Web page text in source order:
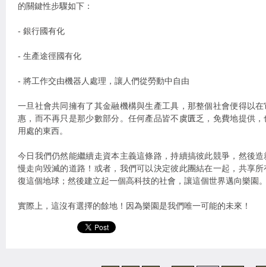
的關鍵性步驟如下：
- 銀行國有化
- 生產途徑國有化
- 將工作交由機器人處理，讓人們從勞動中自由
一旦社會共同擁有了其金融機構與生產工具，那整個社會便得以
惠，而不再只是那少數部分。任何產品皆不虞匱乏，免費地提供
用處的東西。
今日我們仍然能繼續走資本主義這條路，持續搞彼此競爭，然後
慢走向毀滅的道路！或者，我們可以決定彼此團結在一起，共享
復這個地球；然後建立起一個高科技的社會，讓這個世界邁向樂園
實際上，這沒有選擇的餘地！因為樂園是我們唯一可能的未來！